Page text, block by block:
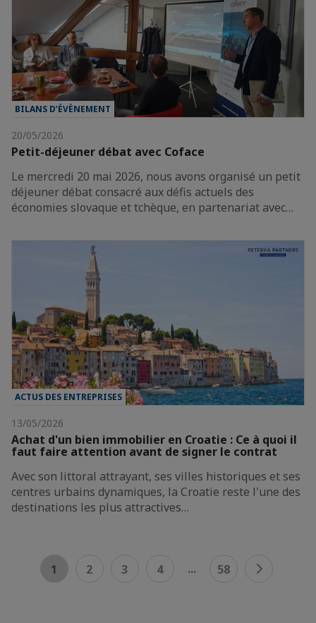
BILANS D’ÉVÈNEMENT
20/05/2026
Petit-déjeuner débat avec Coface
Le mercredi 20 mai 2026, nous avons organisé un petit
déjeuner débat consacré aux défis actuels des
économies slovaque et tchèque, en partenariat avec…
ACTUS DES ENTREPRISES
13/05/2026
Achat d'un bien immobilier en Croatie : Ce à quoi il
faut faire attention avant de signer le contrat
Avec son littoral attrayant, ses villes historiques et ses
centres urbains dynamiques, la Croatie reste l'une des
destinations les plus attractives…
1 2 3 4 ... 58